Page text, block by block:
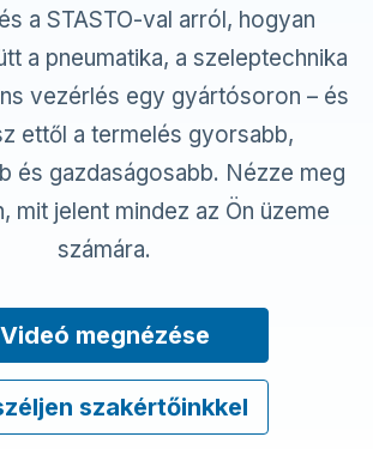
a STASTO-val arról, hogyan
a pneumatika, a szeleptechnika
vezérlés egy gyártósoron – és
ettől a termelés gyorsabb,
és gazdaságosabb. Nézze meg
mit jelent mindez az Ön üzeme
számára.
Videó megnézése
szakértőinkkel